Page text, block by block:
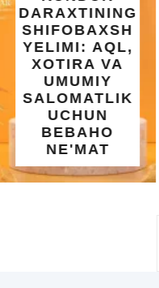
UMRA SAFARI
UCHUN
KAPILKA